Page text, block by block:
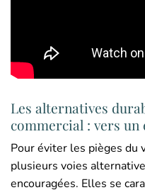
Les alternatives
commercial : vers un
Pour éviter les pièges du
plusieurs voies
encouragées. Elles se